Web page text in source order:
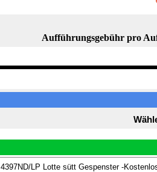
Aufführungsgebühr pro
4397ND/LP Lotte sütt Gespenster -